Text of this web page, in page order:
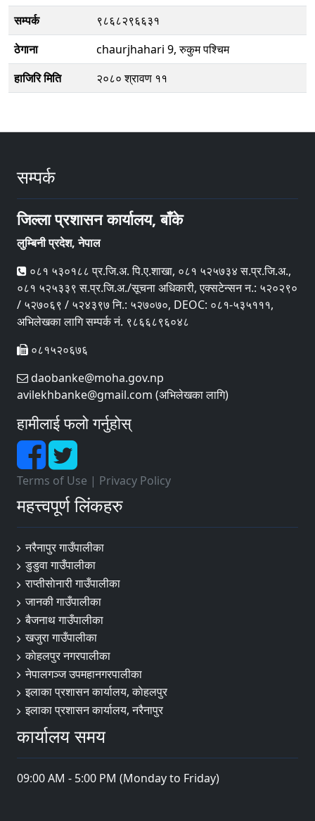
सम्पर्क
९८६८२९६६३१
ठेगाना
chaurjhahari 9, रुकुम पश्चिम
हाजिरि मिति
२०८० श्रावण ११
सम्पर्क
जिल्ला प्रशासन कार्यालय, बाँके
लुम्बिनी प्रदेश, नेपाल
०८१ ५३०१८८ प्र.जि.अ. पि‍.ए.शाखा, ०८१ ५२५७३४ स.प्र.जि.अ.,
०८१ ५२५३३९ स.प्र.जि.अ./सूचना अधिकारी, एक्सटेन्सन न.: ५२०२९०
/ ५२७०६९ / ५२४३९७ नि.: ५२७०७०, DEOC: ०८१-५३५१११,
अभिलेखका लागि सम्पर्क नं. ९८६६८९६०४८
०८१५२०६७६
daobanke@moha.gov.np
avilekhbanke@gmail.com (अभिलेखका लागि)
हामीलाई फलो गर्नुहोस्
Terms of Use | Privacy Policy
महत्त्वपूर्ण लिंकहरु
नरैनापुर गाउँपालीका
डुडुवा गाउँपालीका
राप्तीसाेनारी गाउँपालीका
जानकी गाउँपालीका
बैजनाथ गाउँपालीका
खजुरा गाउँपालीका
काेहलपुर नगरपालीका
नेपालगञ्ज उपमहानगरपालीका
इलाका प्रशासन कार्यालय, काेहलपुर
इलाका प्रशासन कार्यालय, नरैनापुर
कार्यालय समय
09:00 AM - 5:00 PM (Monday to Friday)